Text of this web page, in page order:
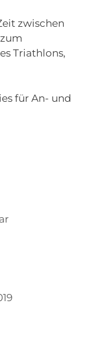
zwischen
Triathlons,
für An- und